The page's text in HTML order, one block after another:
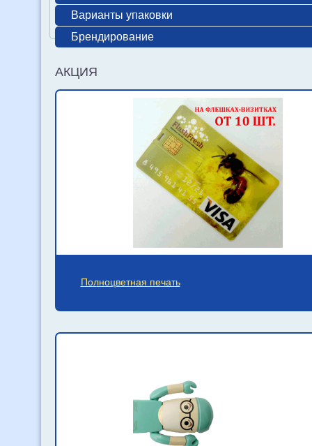
Варианты упаковки
Брендирование
АКЦИЯ
Полноцветная печать